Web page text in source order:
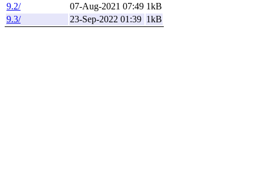
9.2/
07-Aug-2021 07:49 1kB
9.3/
23-Sep-2022 01:39 1kB